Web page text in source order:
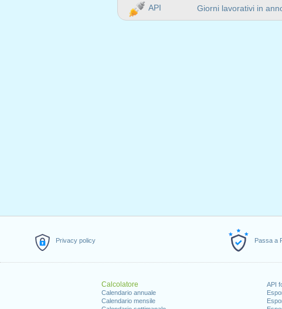
Privacy policy Passa a
Calcolatore
Calendario annuale
Calendario mensile
API
Giorni lavorativi in
API